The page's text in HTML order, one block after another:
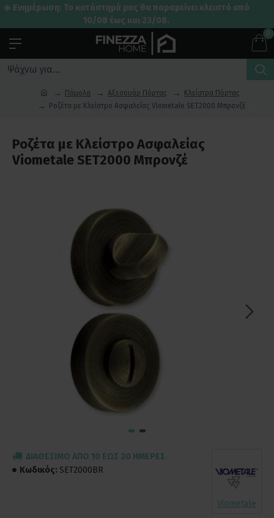
☀️ Ενημέρωση: Το κατάστημά μας θα παραμείνει κλειστό από
10/08 έως και 23/08.
0
Πόμολα Αξεσουάρ Πόρτας
Κλείστρα Πόρτας
Ροζέτα με Κλείστρο Ασφαλείας Viometale SET2000 Μπρονζέ
Ροζέτα με Κλείστρο Ασφαλείας
Viometale SET2000 Μπρονζέ
ΔΙΑΘΈΣΙΜΟ ΑΠΌ 10 ΈΩΣ 30 ΗΜΈΡΕΣ
Κωδικός: SET2000BR
Viometale